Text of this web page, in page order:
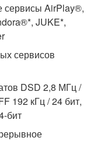
сервисы AirPlay®,
JUKE*,
сервисов
DSD 2,8 МГц /
192 кГц / 24 бит,
бит